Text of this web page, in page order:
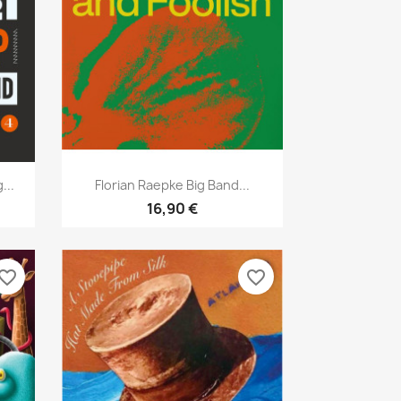
Aperçu rapide
Florian Raepke Big Band...
16,90 €
favorite_border